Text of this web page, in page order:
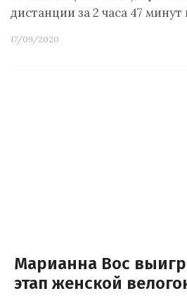
дистанции за 2 часа 47 минут
17/09/2020
Марианна Вос
этап женской